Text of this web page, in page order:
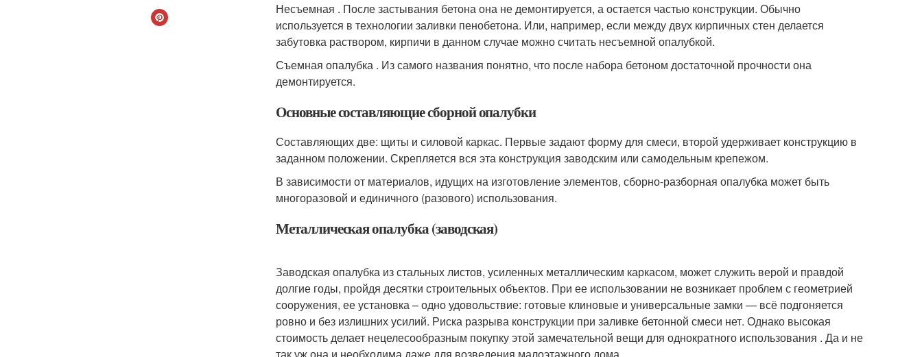
Несъемная . После застывания бетона она не демонтируется, а остается частью конструкции. Обычно
используется в технологии заливки пенобетона. Или, например, если между двух кирпичных стен делается
забутовка раствором, кирпичи в данном случае можно считать несъемной опалубкой.
Съемная опалубка . Из самого названия понятно, что после набора бетоном достаточной прочности она
демонтируется.
Основные составляющие сборной опалубки
Составляющих две: щиты и силовой каркас. Первые задают форму для смеси, второй удерживает конструкцию в
заданном положении. Скрепляется вся эта конструкция заводским или самодельным крепежом.
В зависимости от материалов, идущих на изготовление элементов, сборно-разборная опалубка может быть
многоразовой и единичного (разового) использования.
Металлическая опалубка (заводская)
Заводская опалубка из стальных листов, усиленных металлическим каркасом, может служить верой и правдой
долгие годы, пройдя десятки строительных объектов. При ее использовании не возникает проблем с геометрией
сооружения, ее установка – одно удовольствие: готовые клиновые и универсальные замки — всё подгоняется
ровно и без излишних усилий. Риска разрыва конструкции при заливке бетонной смеси нет. Однако высокая
стоимость делает нецелесообразным покупку этой замечательной вещи для однократного использования . Да и не